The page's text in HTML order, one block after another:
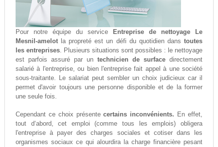
Pour notre équipe du service
Entreprise de nettoyage Le
Mesnil-amelotla propreté est un défi du quotidien danstoutes
les entreprises. Plusieurs situations sont possibles : le nettoyage
est parfois assuré par untechnicien de surface directement
salarié à l'entreprise, ou bien l'entreprise fait appel à une société
sous-traitante. Le salariat peut sembler un choix judicieux car il
permet d'avoir toujours une personne disponible et de la former
une seule fois.
Cependant ce choix présentecertains inconvénients. En effet,
tout d‘abord, cet emploi (comme tous les emplois) obligera
l'entreprise à payer des charges sociales et cotiser dans les
organismes sociaux ce qui alourdira la charge financière pesant